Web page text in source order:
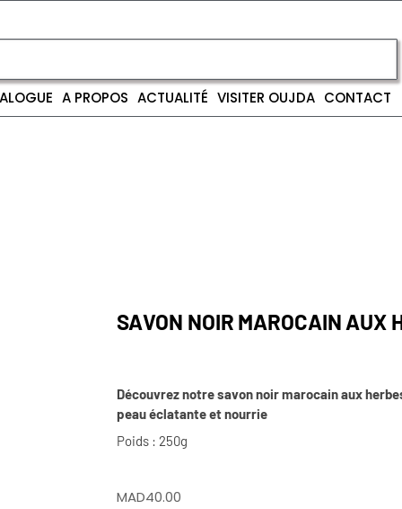
A PROPOS ACTUALITÉ VISITER OUJDA CONTACT
SAVON NOIR MAROCAIN AUX
Découvrez notre savon noir marocain aux
peau éclatante et nourrie
Poids : 250g
MAD40.00